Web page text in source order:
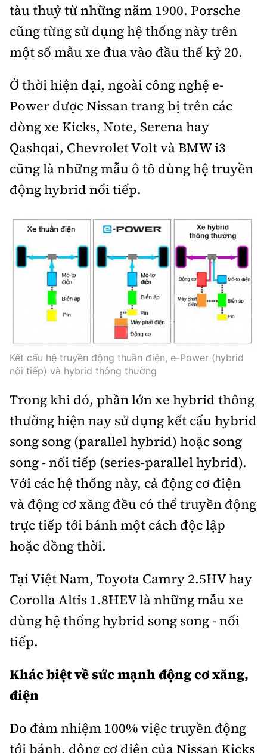
tàu thuỷ từ những năm 1900. Porsche
cũng từng sử dụng hệ thống này trên
một số mẫu xe đua vào đầu thế kỷ 20.
Ở thời hiện đại, ngoài công nghệ e-
Power được Nissan trang bị trên các
dòng xe Kicks, Note, Serena hay
Qashqai, Chevrolet Volt và BMW i3
cũng là những mẫu ô tô dùng hệ truyền
động hybrid nối tiếp.
Kết cấu hệ truyền động thuần điện, e-Power (hybrid
nối tiếp) và hybrid thông thường
Trong khi đó, phần lớn xe hybrid thông
thường hiện nay sử dụng kết cấu hybrid
song song (parallel hybrid) hoặc song
song - nối tiếp (series-parallel hybrid).
Với các hệ thống này, cả động cơ điện
và động cơ xăng đều có thể truyền động
trực tiếp tới bánh một cách độc lập
hoặc đồng thời.
Tại Việt Nam, Toyota Camry 2.5HV hay
Corolla Altis 1.8HEV là những mẫu xe
dùng hệ thống hybrid song song - nối
tiếp.
Khác biệt về sức mạnh động cơ xăng,
điện
Do đảm nhiệm 100% việc truyền động
tới bánh, động cơ điện của Nissan Kicks